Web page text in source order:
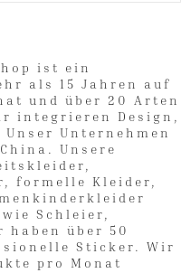
ist ein
als 15 Jahren auf
und über 20 Arten
integrieren Design,
Unternehmen
Unsere
formelle Kleider,
Schleier,
haben über 50
Sticker. Wir
pro Monat